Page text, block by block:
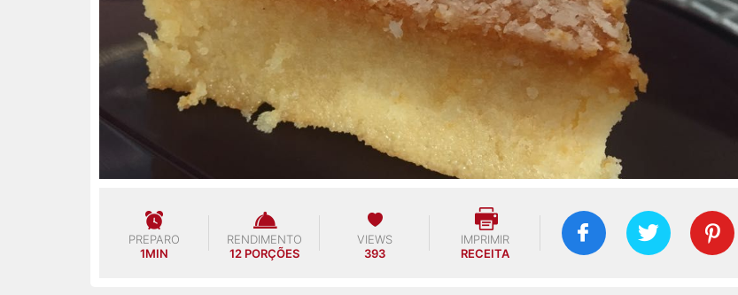
PREPARO
1MIN
RENDIMENTO
12 PORÇÕES
VIEWS
393
IMPRIMIR
RECEITA